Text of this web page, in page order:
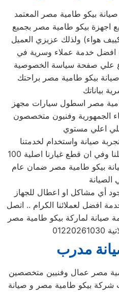
بيكو طامية مصر المعتمد
اجهزة بيكو طامية مصر بجميع
هواء) ولذلك عزيزي العميل
افضل خدمة عملاء وسرية في
علي صفحة سياسة الخصوصية
بيكو طامية مصر براحتك
مصر اسطول سيارات مجهز
الجمهورية وفنيون متخصصون
اعلي مستوي
صيانة واستخدام لخدمتنا
بيكو طامية مصر ضمان عام
الصيانة
أي مشاكل او اعطال للجهاز
افضل لعملائنا الكرام .. اتصل
صيانة لماركة بيكو طامية مصر
مدرب
مصر عمال وفنيين متخصصين
شركة بيكو طامية مصر و صيانة